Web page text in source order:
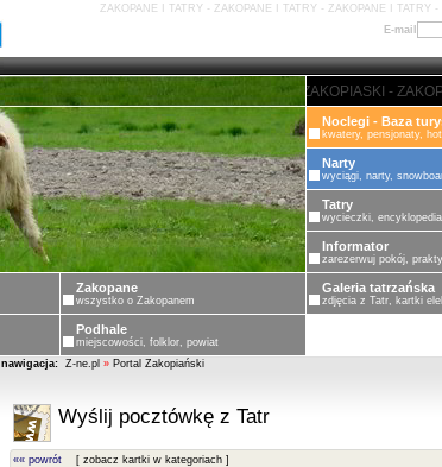
ZAKOPANE I TATRY - ZAKOPANE I TATRY - ZAKOPANE I TATRY -
E-mail
ZAKOPANE -
Noclegi - Baza
kwatery, pensjonaty,
Narty
wyciągi, narty,
Tatry
wycieczki,
Informator
zarezerwuj pokój,
Zakopane
wszystko o Zakopanem
Galeria tatrzańska
zdjęcia z Tatr, kartki
Podhale
miejscowości, folklor, powiat
nawigacja: Z-ne.pl » Portal Zakopiański
Wyślij pocztówkę z Tatr
«« powrót [ zobacz kartki w kategoriach ]